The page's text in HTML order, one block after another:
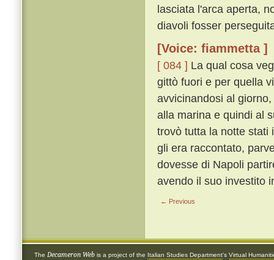
lasciata l'arca aperta,
diavoli fosser
[Voice: fiammetta ]
[ 084 ] La qual cosa
gittò fuori e per quella
avvicinandosi al
alla marina e quindi al
trovò tutta la notte
gli era raccontato,
dovesse di Napoli
avendo il suo investito
← Previous
The Decameron Web is a project of the Italian Studies Department's Virtual